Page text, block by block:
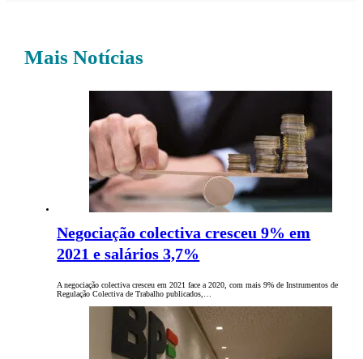
Mais Notícias
Negociação colectiva cresceu 9% em
2021 e salários 3,7%
A negociação colectiva cresceu em 2021 face a 2020, com mais 9% de Instrumentos de
Regulação Colectiva de Trabalho publicados,…